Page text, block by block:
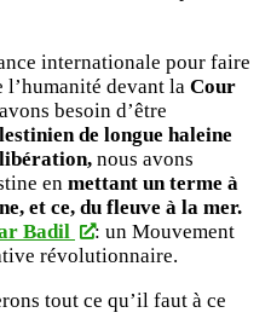
internationale pour faire
l’humanité devant la Cour
besoin d’être
de longue haleine
nous avons
en mettant un terme à
et ce, du fleuve à la mer.
Badil
: un Mouvement
révolutionnaire.
tout ce qu’il faut à ce